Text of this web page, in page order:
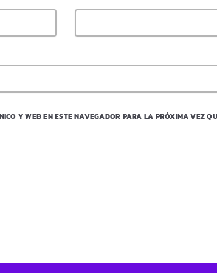
Y WEB EN ESTE NAVEGADOR PARA LA PRÓXIMA VEZ